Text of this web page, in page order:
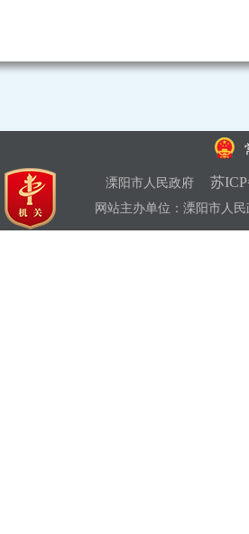
溧阳市人民政府 苏
网站主办单位：溧阳市人